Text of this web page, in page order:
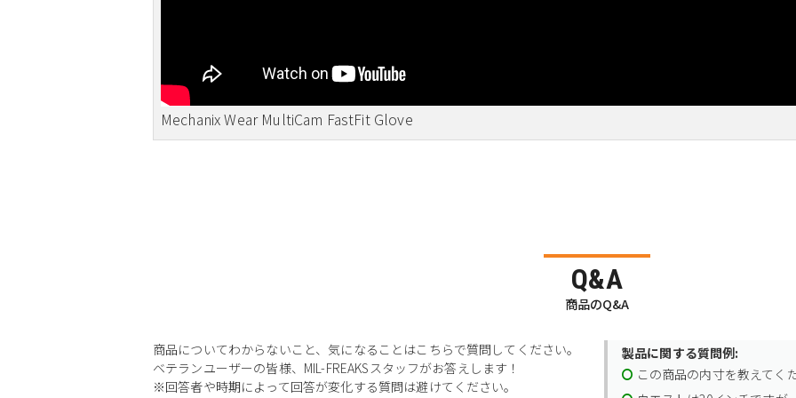
Mechanix Wear MultiCam FastFit Glove
Q&A
商品のQ&A
商品についてわからないこと、気になることはこちらで質問してください。
ベテランユーザーの皆様、MIL-FREAKSスタッフがお答えします！
※回答者や時期によって回答が変化する質問は避けてください。
製品に関する質問例:
この商品の内寸を教えてく